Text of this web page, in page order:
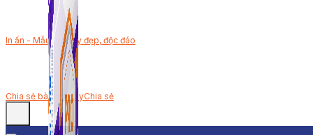
In ấn - Mẫu túi giấy đẹp, độc đáo
Chia sẻ bài viết nàyChia sẻ